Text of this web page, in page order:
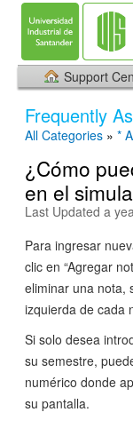
Support
Frequently
All Categories » *
¿Cómo
en el
Last Updated a
Para ingresar
clic en “Agregar
eliminar una nota,
izquierda de cada
Si solo desea
su semestre,
numérico donde
su pantalla.